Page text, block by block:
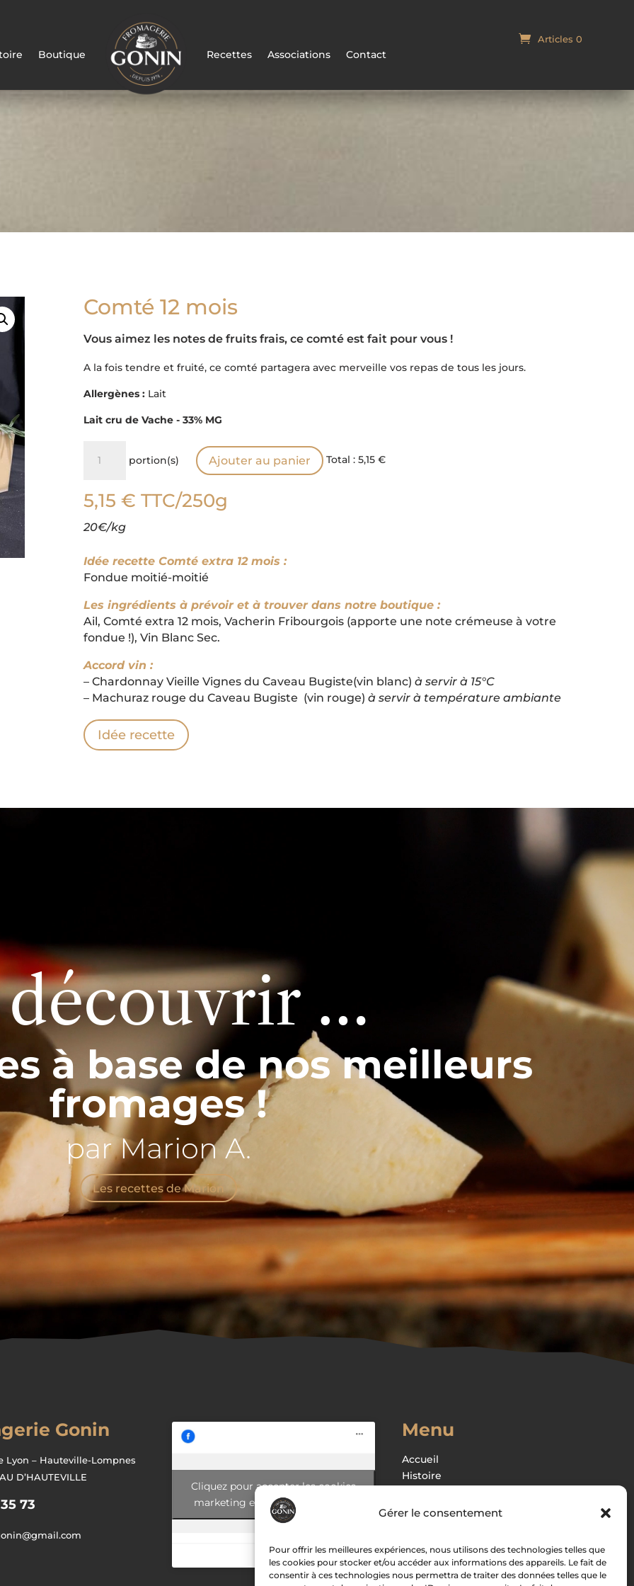
Gérer le consentement
Pour offrir les meilleures expériences, nous utilisons des technologies telles que
les cookies pour stocker et/ou accéder aux informations des appareils. Le fait de
consentir à ces technologies nous permettra de traiter des données telles que le
Boutique Recettes Associations Contact
Articles 0
Comté 12 mois
Vous aimez les notes de fruits frais, ce comté est fait pour vous !
A la fois tendre et fruité, ce comté partagera avec merveille vos repas de tous les jours.
Allergènes :Lait
Lait cru de Vache - 33% MG
12
mois
portion(s) Ajouter au panier Total : 5,15 €
5,15 € TTC/250g
20€/kg
Idée recette Comté extra 12 mois :
Fondue moitié-moitié
Les ingrédients à prévoir et à trouver dans notre boutique :
Ail, Comté extra 12 mois, Vacherin Fribourgois (apporte une note crémeuse à votre
fondue !), Vin Blanc Sec.
Accord vin :
– Chardonnay Vieille Vignes du Caveau Bugiste(vin blanc) à servir à 15°C
– Machuraz rouge du Caveau Bugiste (vin rouge) à servir à température ambiante
Idée recette
…
à base de nos meilleurs
fromages !
par Marion A.
Les recettes de Marion
Gonin
Lyon – Hauteville-Lompnes
D’HAUTEVILLE
73
Cliquez pour accepter les cookies
marketing et activer ce contenu
Menu
Accueil
Histoire
Recettes
Mon compte